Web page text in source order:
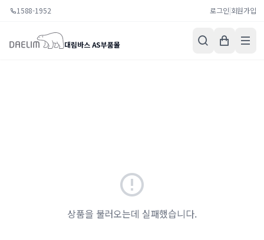
1588-1952 로그인|회원가입
대림바스 AS부품몰
상품을 불러오는데 실패했습니다.